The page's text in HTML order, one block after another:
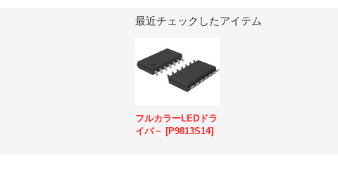
最近チェックしたアイテム
フルカラーLEDドラ
イバ－ [P9813S14]